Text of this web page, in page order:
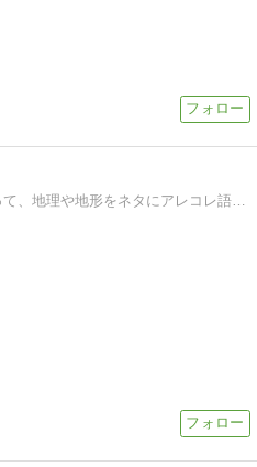
Google Earthのリンクを貼って、地理や地形をネタにアレコレ語るブログです。体験談、コースやリフト配置の印象等々、主にスキー場について呟きます。